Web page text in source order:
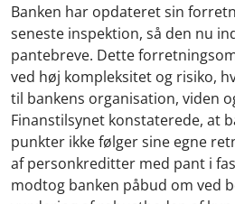
Banken har opdateret sin
seneste inspektion, så den nu
pantebreve. Dette
ved høj kompleksitet og risiko,
til bankens organisation, viden
Finanstilsynet konstaterede, at
punkter ikke følger sine egne
af personkreditter med pant i
modtog banken påbud om ved